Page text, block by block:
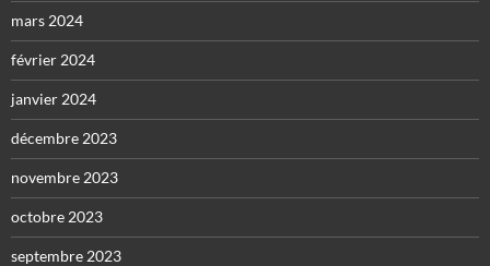
mars 2024
février 2024
janvier 2024
décembre 2023
novembre 2023
octobre 2023
septembre 2023